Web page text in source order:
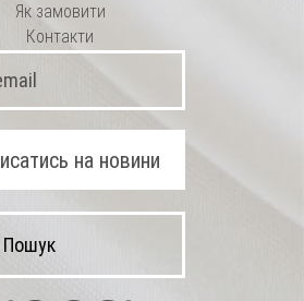
Як замовити
Контакти